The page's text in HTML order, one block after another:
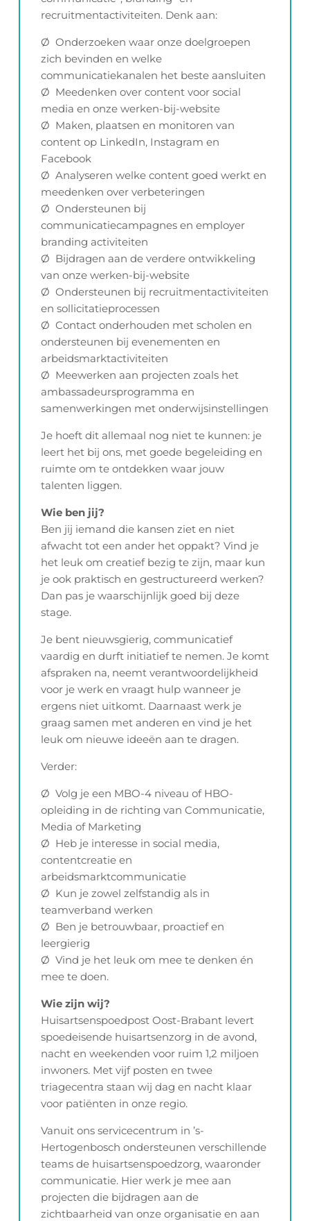
recruitmentactiviteiten. Denk aan:
Ø Onderzoeken waar onze doelgroepen
zich bevinden en welke
communicatiekanalen het beste aansluiten
Ø Meedenken over content voor social
media en onze werken-bij-website
Ø Maken, plaatsen en monitoren van
content op LinkedIn, Instagram en
Facebook
Ø Analyseren welke content goed werkt en
meedenken over verbeteringen
Ø Ondersteunen bij
communicatiecampagnes en employer
branding activiteiten
Ø Bijdragen aan de verdere ontwikkeling
van onze werken-bij-website
Ø Ondersteunen bij recruitmentactiviteiten
en sollicitatieprocessen
Ø Contact onderhouden met scholen en
ondersteunen bij evenementen en
arbeidsmarktactiviteiten
Ø Meewerken aan projecten zoals het
ambassadeursprogramma en
samenwerkingen met onderwijsinstellingen
Je hoeft dit allemaal nog niet te kunnen: je
leert het bij ons, met goede begeleiding en
ruimte om te ontdekken waar jouw
talenten liggen.
Wie ben jij?
Ben jij iemand die kansen ziet en niet
afwacht tot een ander het oppakt? Vind je
het leuk om creatief bezig te zijn, maar kun
je ook praktisch en gestructureerd werken?
Dan pas je waarschijnlijk goed bij deze
stage.
Je bent nieuwsgierig, communicatief
vaardig en durft initiatief te nemen. Je komt
afspraken na, neemt verantwoordelijkheid
voor je werk en vraagt hulp wanneer je
ergens niet uitkomt. Daarnaast werk je
graag samen met anderen en vind je het
leuk om nieuwe ideeën aan te dragen.
Verder:
Ø Volg je een MBO-4 niveau of HBO-
opleiding in de richting van Communicatie,
Media of Marketing
Ø Heb je interesse in social media,
contentcreatie en
arbeidsmarktcommunicatie
Ø Kun je zowel zelfstandig als in
teamverband werken
Ø Ben je betrouwbaar, proactief en
leergierig
Ø Vind je het leuk om mee te denken én
mee te doen.
Wie zijn wij?
Huisartsenspoedpost Oost-Brabant levert
spoedeisende huisartsenzorg in de avond,
nacht en weekenden voor ruim 1,2 miljoen
inwoners. Met vijf posten en twee
triagecentra staan wij dag en nacht klaar
voor patiënten in onze regio.
Vanuit ons servicecentrum in ’s-
Hertogenbosch ondersteunen verschillende
teams de huisartsenspoedzorg, waaronder
communicatie. Hier werk je mee aan
projecten die bijdragen aan de
zichtbaarheid van onze organisatie en aan